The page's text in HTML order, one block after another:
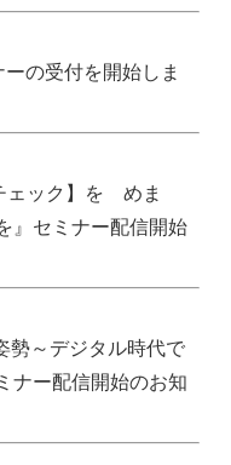
の受付を開始しま
ェック】を めま
』セミナー配信開始
勢～デジタル時代で
ナー配信開始のお知